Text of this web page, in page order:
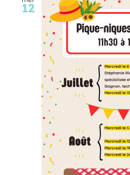
Programmation
OFFRES D’EMPLOI
12